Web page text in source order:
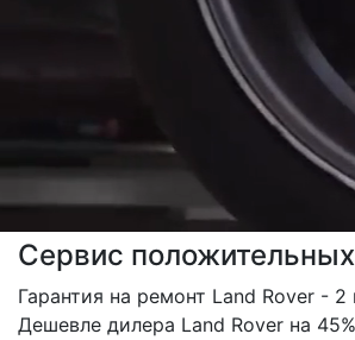
Сервис
Гарантия на ремонт Land Rover - 2
Дешевле дилера Land Rover на 45%